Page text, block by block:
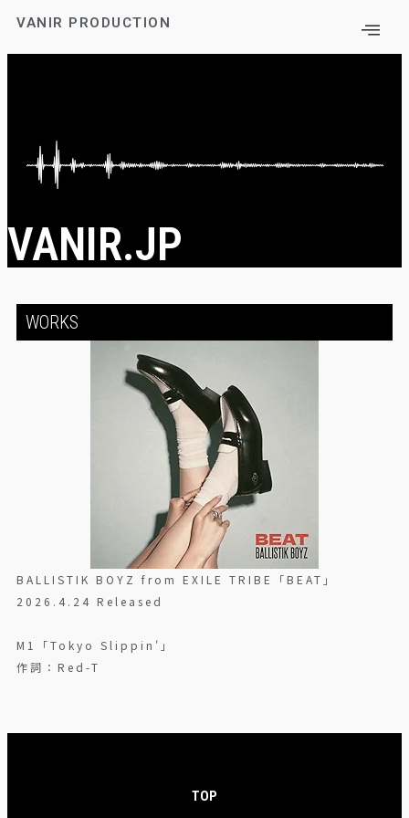
VANIR PRODUCTION
VANIR.JP
WORKS
BALLISTIK BOYZ from EXILE TRIBE「BEAT」
2026.4.24 Released
M1「Tokyo Slippin'」
作詞：Red-T
TOP